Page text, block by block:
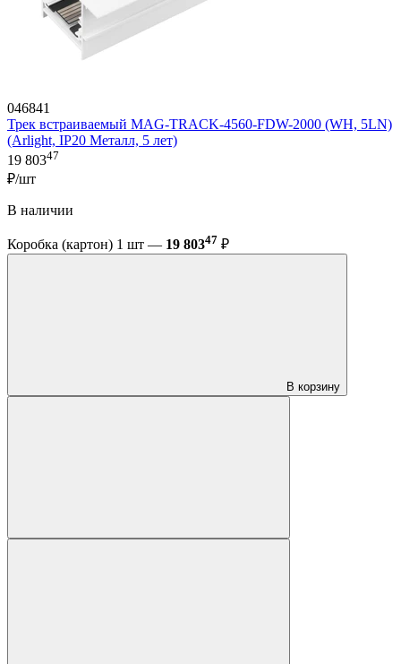
046841
Трек встраиваемый MAG-TRACK-4560-FDW-2000 (WH, 5LN)
(Arlight, IP20 Металл, 5 лет)
19 80347
₽/шт
В наличии
Коробка (картон) 1 шт — 19 80347 ₽
В корзину